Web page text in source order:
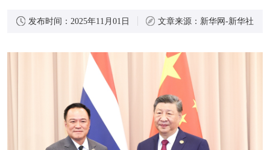
发布时间：2025年11月01日 文章来源： 新华网-新华社